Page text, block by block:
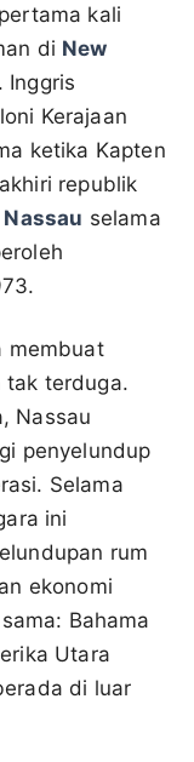
kali
di New
Inggris
Kerajaan
ketika Kapten
republik
Nassau selama
membuat
tak terduga.
Nassau
penyelundup
Selama
ini
rum
ekonomi
Bahama
Utara
di luar